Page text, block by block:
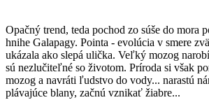
Opačný trend, teda pochod zo súše do mora
hnihe Galapagy. Pointa - evolúcia v smere
ukázala ako slepá ulička. Veľký mozog
sú nezlučiteľné so životom. Príroda si však
mozog a navráti ľudstvo do vody... narastú
plávajúce blany, začnú vznikať žiabre...